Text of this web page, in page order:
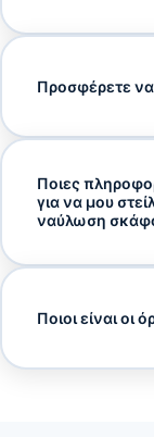
Προσφέρετε
Ποιες
για να μου
ναύλωση
Ποιοι είναι οι